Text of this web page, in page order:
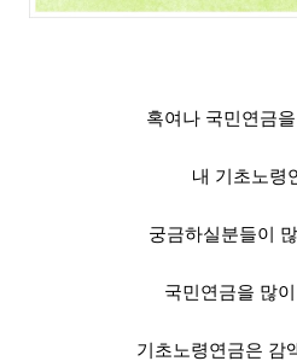
혹여나 국민연금
내 기초노령
궁금하실분들이
국민연금을 많
기초노령연금은 감